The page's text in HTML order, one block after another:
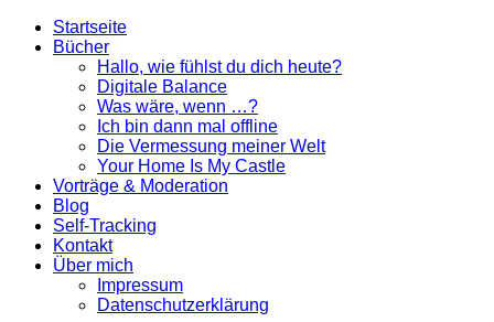
Startseite
Bücher
Hallo, wie fühlst du dich heute?
Digitale Balance
Was wäre, wenn …?
Ich bin dann mal offline
Die Vermessung meiner Welt
Your Home Is My Castle
Vorträge & Moderation
Blog
Self-Tracking
Kontakt
Über mich
Impressum
Datenschutzerklärung